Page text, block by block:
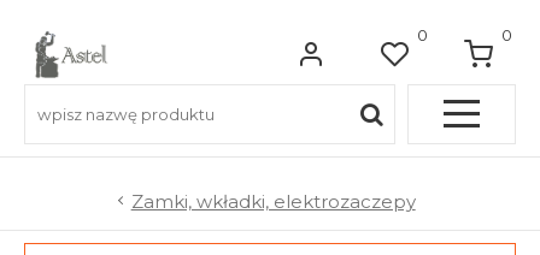
0 0
Pełna OFERTAZamki, wkładki, elektrozaczepy